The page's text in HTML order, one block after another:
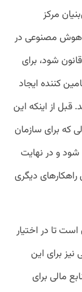
مرکز
هوش مصنوعی در
شود، برای
کننده ایجاد
قبل از اینکه این
که برای سازمان
و در نهایت
دیگری
نیز برای این
مالی برای